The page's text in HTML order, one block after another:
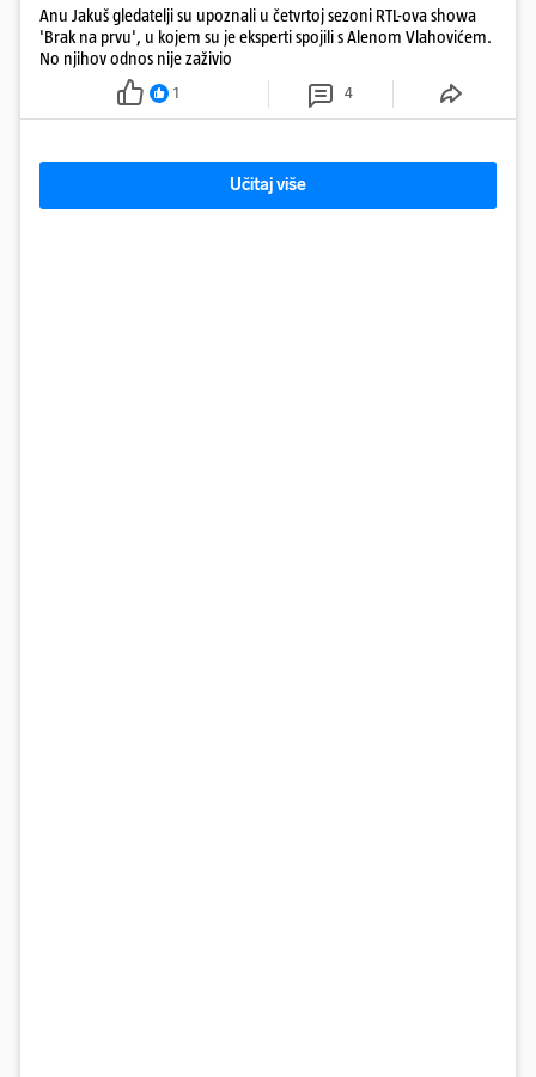
Anu Jakuš gledatelji su upoznali u četvrtoj sezoni RTL-ova showa
'Brak na prvu', u kojem su je eksperti spojili s Alenom Vlahovićem.
No njihov odnos nije zaživio
1 4
Učitaj više